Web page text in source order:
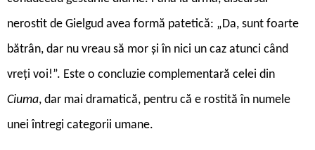
nerostit de Gielgud avea formă patetică: „Da, sunt foarte
bătrân, dar nu vreau să mor și în nici un caz atunci când
vreți voi!”. Este o concluzie complementară celei din
Ciuma, dar mai dramatică, pentru că e rostită în numele
unei întregi categorii umane.